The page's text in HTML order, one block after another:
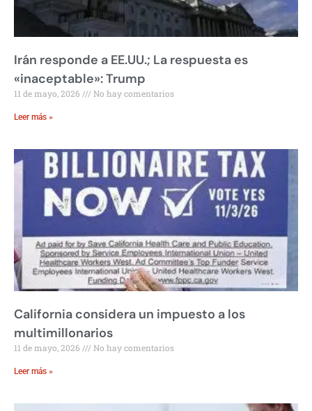
Irán responde a EE.UU.; La respuesta es
«inaceptable»: Trump
11 de mayo, 2026 No hay comentarios
Leer más »
California considera un impuesto a los
multimillonarios
11 de mayo, 2026 No hay comentarios
Leer más »